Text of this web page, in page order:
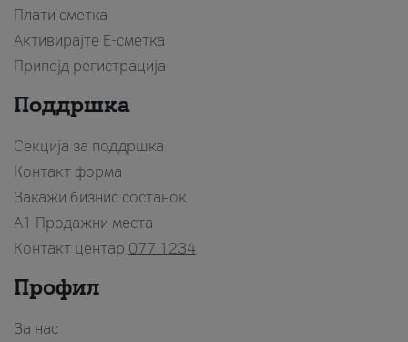
Плати сметка
Активирајте Е-сметка
Припејд регистрација
Поддршка
Секција за поддршка
Контакт форма
Закажи бизнис состанок
A1 Продажни места
Контакт центар 077 1234
Профил
За нас